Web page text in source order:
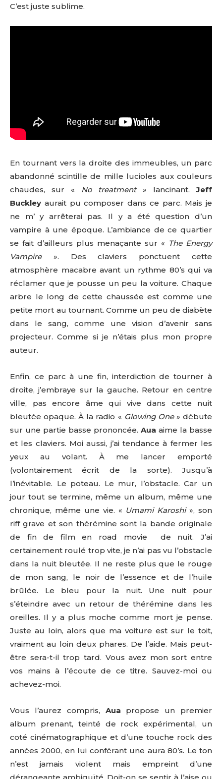
C’est juste sublime.
En tournant vers la droite des immeubles, un parc
abandonné scintille de mille lucioles aux couleurs
chaudes, sur « No treatment» lancinant.Jeff
Buckley aurait pu composer dans ce parc. Mais je
ne m’ y arrêterai pas. Il y a été question d’un
vampire à une époque. L’ambiance de ce quartier
se fait d’ailleurs plus menaçante sur « The Energy
Vampire». Des claviers ponctuent cette
atmosphère macabre avant un rythme 80’s qui va
réclamer que je pousse un peu la voiture. Chaque
arbre le long de cette chaussée est comme une
petite mort au tournant. Comme un peu de diabète
dans le sang, comme une vision d’avenir sans
projecteur. Comme si je n’étais plus mon propre
auteur.
Enfin, ce parc à une fin, interdiction de tourner à
droite, j’embraye sur la gauche. Retour en centre
ville, pas encore âme qui vive dans cette nuit
bleutée opaque. À la radio « Glowing One » débute
sur une partie basse prononcée. Aua aime la basse
et les claviers. Moi aussi, j’ai tendance à fermer les
yeux au volant. À me lancer emporté
(volontairement écrit de la sorte). Jusqu’à
l’inévitable. Le poteau. Le mur, l’obstacle. Car un
jour tout se termine, même un album, même une
chronique, même une vie. « Umami Karoshi», son
riff grave et son thérémine sont la bande originale
de fin de film en road movie de nuit. J’ai
certainement roulé trop vite, je n’ai pas vu l’obstacle
dans la nuit bleutée. Il ne reste plus que le rouge
de mon sang, le noir de l’essence et de l’huile
brûlée. Le bleu pour la nuit. Une nuit pour
s’éteindre avec un retour de thérémine dans les
oreilles. Il y a plus moche comme mort je pense.
Juste au loin, alors que ma voiture est sur le toit,
vraiment au loin deux phares. De l’aide. Mais peut-
être sera-t-il trop tard. Vous avez mon sort entre
vos mains à l’écoute de ce titre. Sauvez-moi ou
achevez-moi.
Vous l’aurez compris, Aua propose un premier
album prenant, teinté de rock expérimental, un
coté cinématographique et d’une touche rock des
années 2000, en lui conférant une aura 80’s. Le ton
n’est jamais violent mais empreint d’une